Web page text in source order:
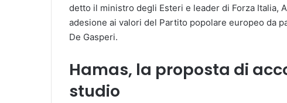
detto il ministro degli Esteri e leader di Forza Italia,
adesione ai valori del Partito popolare europeo da
De Gasperi.
Hamas, la proposta di
studio